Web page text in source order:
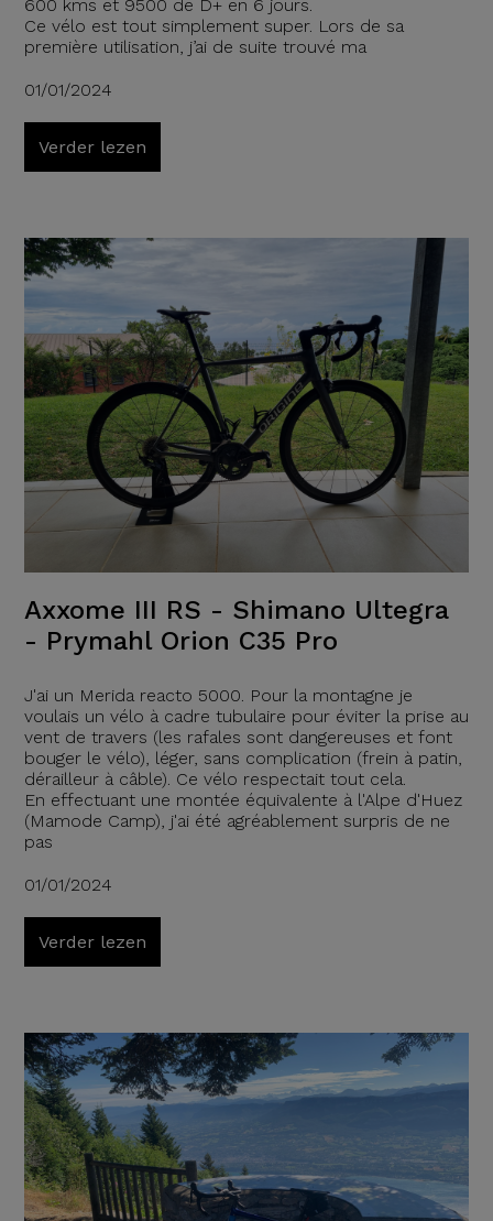
600 kms et 9500 de D+ en 6 jours.
Ce vélo est tout simplement super. Lors de sa
première utilisation, j’ai de suite trouvé ma
01/01/2024
Verder lezen
Axxome III RS - Shimano Ultegra
- Prymahl Orion C35 Pro
J'ai un Merida reacto 5000. Pour la montagne je
voulais un vélo à cadre tubulaire pour éviter la prise au
vent de travers (les rafales sont dangereuses et font
bouger le vélo), léger, sans complication (frein à patin,
dérailleur à câble). Ce vélo respectait tout cela.
En effectuant une montée équivalente à l'Alpe d'Huez
(Mamode Camp), j'ai été agréablement surpris de ne
pas
01/01/2024
Verder lezen